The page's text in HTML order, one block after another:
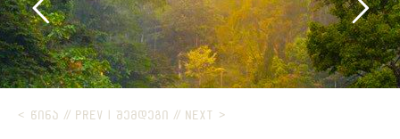
< ᲬᲘᲜᲐ // PREV ᲨᲔᲛᲓᲔᲒᲘ // NEXT >